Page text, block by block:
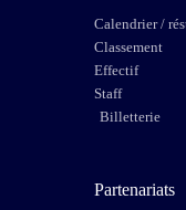
Calendrier /
Classement
Effectif
Staff
Billetterie
Partenariats